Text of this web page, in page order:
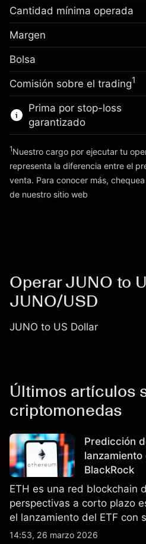
Ajuste de
nocturno
Cargos por el valor total de
posición
Tamaño de la operación
$2,000.00
Dinero del
Ir a la plataforma
Margen. Tu inversión
Ajuste de
Cargos por el valor total
posición
Tamaño de la operación
$2,000.00
Dinero del
Ir a la plataforma
Cantidad mínima operada
Margen
Bolsa
Comisión sobre el trading1
Prima por stop-loss
garantizado
1Nuestro cargo por ejecutar tu
representa la diferencia entre el
venta. Para conocer más,
de nuestro sitio web
Operar JUNO to
JUNO/USD
JUNO to US Dollar
Últimos artículos
criptomonedas
Predicción
BlackRock
ETH es una red blockchain
perspectivas a corto plazo
el lanzamiento del ETF con
la actualización Pectra y las
14:53, 26 marzo 2026